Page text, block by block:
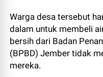
Warga desa tersebut
dalam untuk membeli
bersih dari Badan
(BPBD) Jember tidak
mereka.